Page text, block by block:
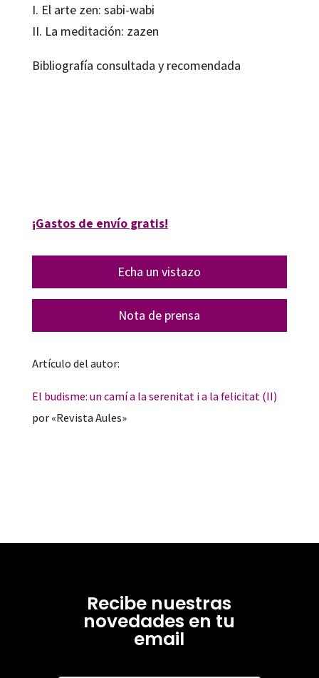
I. El arte zen: sabi-wabi
II. La meditación: zazen
Bibliografía consultada y recomendada
¡Gastos de envío gratis!
Echa un vistazo
Nota de prensa
Artículo del autor:
El budisme: un camí a la serenitat i a la felicitat (II)
por «Revista Aules»
Recibe nuestras
novedades en tu
email